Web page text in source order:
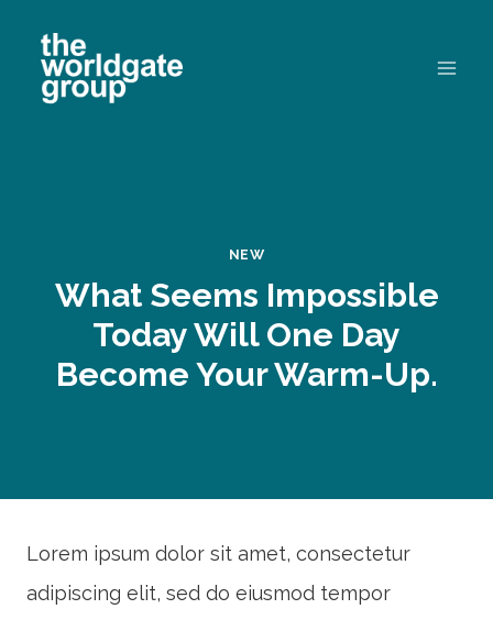
content
NEW
What Seems Impossible
Today Will One Day
Become Your Warm-Up.
Lorem ipsum dolor sit amet, consectetur
adipiscing elit, sed do eiusmod tempor